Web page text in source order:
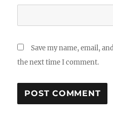
Save my name, email,
the next time I comment.